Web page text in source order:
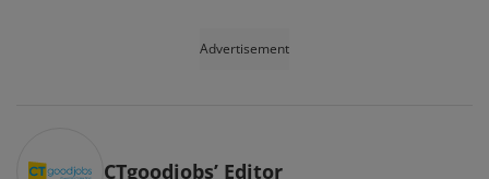
Advertisement
CTgoodjobs’ Editor